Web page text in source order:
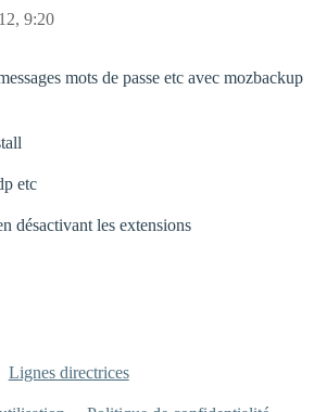
9:20
mots de passe etc avec mozbackup
etc
désactivant les extensions
Lignes directrices